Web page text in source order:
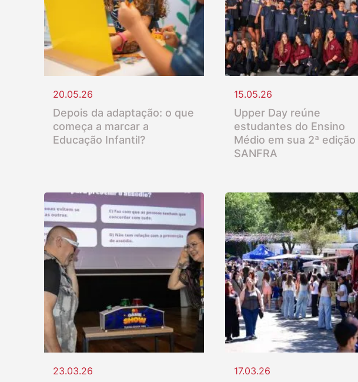
20.05.26
Depois da adaptação: o que
começa a marcar a
Educação Infantil?
15.05.26
Upper Day reúne
estudantes do Ensino
Médio em sua 2ª edição
SANFRA
23.03.26 17.03.26